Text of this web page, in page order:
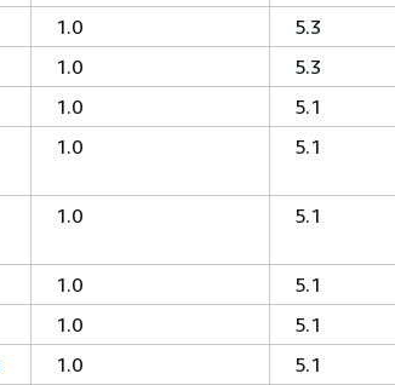
1.0
5.3
1.0
5.3
1.0
5.1
1.0 5.1
1.0 5.1
1.0
5.1
1.0
5.1
1.0
5.1